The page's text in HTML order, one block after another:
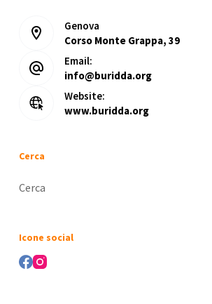
Genova
Corso Monte Grappa, 39
Email:
info@buridda.org
Website:
www.buridda.org
Cerca
Icone social